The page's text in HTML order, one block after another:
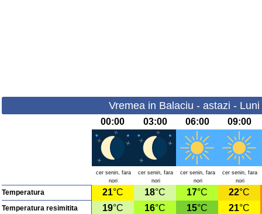
Vremea in Balaciu - astazi -
00:00 03:00 06:00 09:00
cer senin, fara
nori
cer senin, fara
nori
cer senin, fara
nori
cer senin, fara
nori
Temperatura 21°C 18°C 17°C 22°C
Temperatura resimitita 19°C 16°C 15°C 21°C